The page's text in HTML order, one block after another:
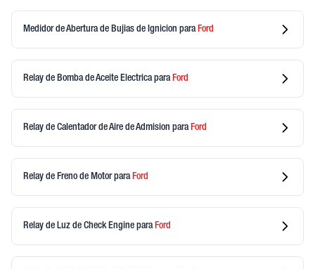
Medidor de Abertura de Bujias de Ignicion para Ford
Relay de Bomba de Aceite Electricapara Ford
Relay de Calentador de Aire de Admision para Ford
Relay de Freno de Motorpara Ford
Relay de Luz de Check Engine para Ford